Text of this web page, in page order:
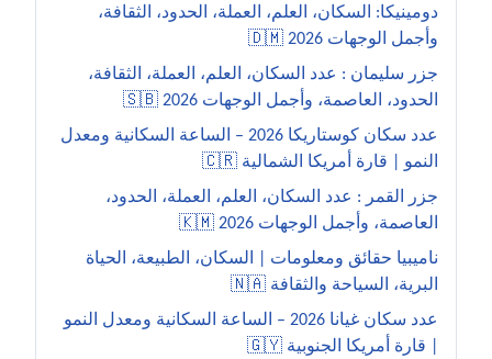
دومينيكا: السكان، العلم، العملة، الحدود، الثقافة،
وأجمل الوجهات 2026 🇩🇲
جزر سليمان : عدد السكان، العلم، العملة، الثقافة،
الحدود، العاصمة، وأجمل الوجهات 2026 🇸🇧
عدد سكان كوستاريكا 2026 – الساعة السكانية ومعدل
النمو | قارة أمريكا الشمالية 🇨🇷
جزر القمر : عدد السكان، العلم، العملة، الحدود،
العاصمة، وأجمل الوجهات 2026 🇰🇲
ناميبيا حقائق ومعلومات | السكان، الطبيعة، الحياة
البرية، السياحة والثقافة 🇳🇦
عدد سكان غيانا 2026 – الساعة السكانية ومعدل النمو
| قارة أمريكا الجنوبية 🇬🇾